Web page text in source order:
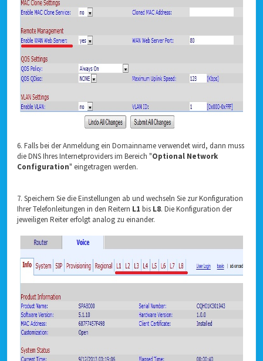
6. Falls bei der Anmeldung ein Domainname verwendet wird, dann muss
die DNS Ihres Internetproviders im Bereich "Optional Network
Configuration" eingetragen werden.
7. Speichern Sie die Einstellungen ab und wechseln Sie zur Konfiguration
Ihrer Telefonleitungen in den Reitern L1 bis L8. Die Konfiguration der
jeweiligen Reiter erfolgt analog zu einander.